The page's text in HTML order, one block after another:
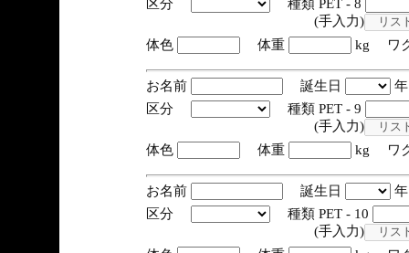
区分
種類 PET - 8
(手入力)
体色
体重 kg ワ
お名前 誕生日
区分
種類 PET - 9
(手入力)
体色
体重 kg ワ
お名前 誕生日
区分
種類 PET - 10
(手入力)